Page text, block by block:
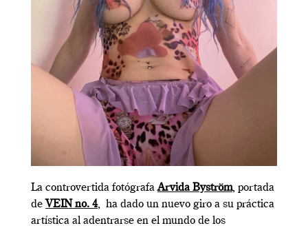
La controvertida fotógrafaArvida Byström, portada
de VEIN no. 4, ha dado un nuevo giro a su práctica
artística al adentrarse en el mundo de los